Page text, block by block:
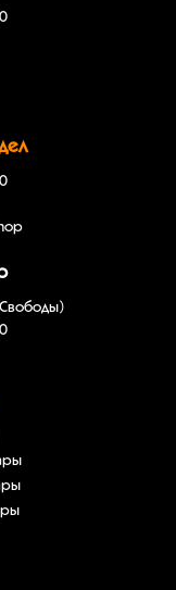
Свободы)